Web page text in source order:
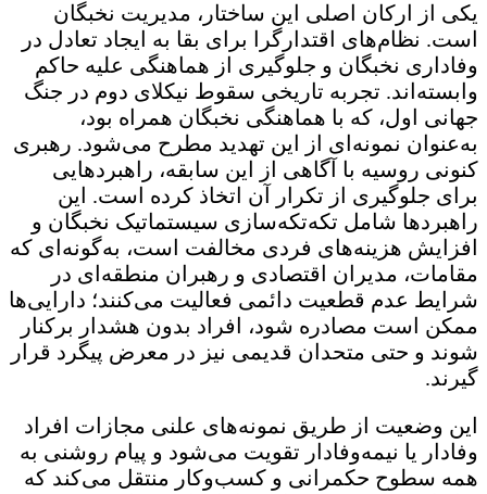
یکی از ارکان اصلی این ساختار، مدیریت نخبگان
است. نظام‌های اقتدارگرا برای بقا به ایجاد تعادل در
وفاداری نخبگان و جلوگیری از هماهنگی علیه حاکم
وابسته‌اند. تجربه تاریخی سقوط نیکلای دوم در جنگ
جهانی اول، که با هماهنگی نخبگان همراه بود،
به‌عنوان نمونه‌ای از این تهدید مطرح می‌شود. رهبری
کنونی روسیه با آگاهی از این سابقه، راهبردهایی
برای جلوگیری از تکرار آن اتخاذ کرده است. این
راهبردها شامل تکه‌تکه‌سازی سیستماتیک نخبگان و
افزایش هزینه‌های فردی مخالفت است، به‌گونه‌ای که
مقامات، مدیران اقتصادی و رهبران منطقه‌ای در
شرایط عدم قطعیت دائمی فعالیت می‌کنند؛ دارایی‌ها
ممکن است مصادره شود، افراد بدون هشدار برکنار
شوند و حتی متحدان قدیمی نیز در معرض پیگرد قرار
گیرند.
این وضعیت از طریق نمونه‌های علنی مجازات افراد
وفادار یا نیمه‌وفادار تقویت می‌شود و پیام روشنی به
همه سطوح حکمرانی و کسب‌وکار منتقل می‌کند که